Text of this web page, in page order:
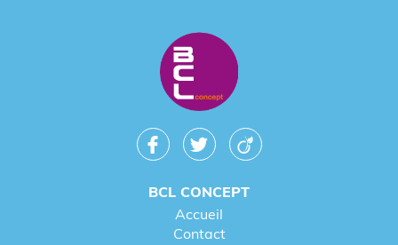
BCL CONCEPT
Accueil
Contact